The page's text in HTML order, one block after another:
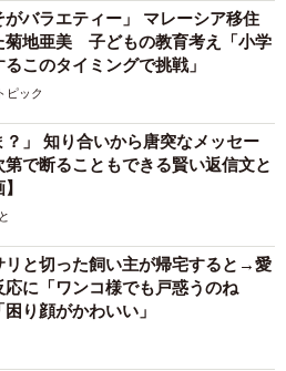
がバラエティー」 マレーシア移住
菊地亜美 子どもの教育考え「小学
このタイミングで挑戦」
ピック
？」 知り合いから唐突なメッセー
で断ることもできる賢い返信文と
リと切った飼い主が帰宅すると→愛
応に「ワンコ様でも戸惑うのね
困り顔がかわいい」